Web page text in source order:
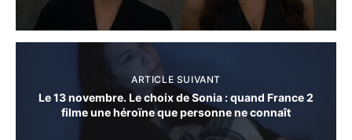
ARTICLE SUIVANT
Le 13 novembre. Le choix de Sonia : quand France 2
filme une héroïne que personne ne connaît